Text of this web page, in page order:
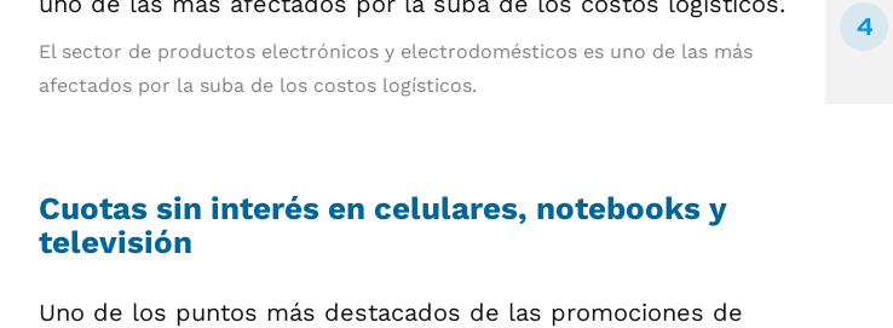
El sector de productos electrónicos y electrodomésticos es uno de las más
afectados por la suba de los costos logísticos.
Cuotas sin interés en celulares, notebooks y
televisión
Uno de los puntos más destacados de las promociones de